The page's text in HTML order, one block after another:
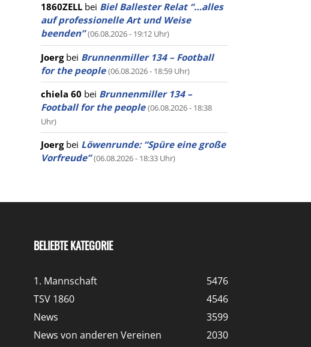
1860ZELL bei Biel Ballester Relat “…alles
auf professionelle Art und Weise
beenden” (06.08.2026 - 19:12 Uhr)
Joergbei Brunnenmiller 134 – Football
for the people (06.08.2026 - 18:59 Uhr)
chiela 60 bei Brunnenmiller 134 –
Football for the people (06.08.2026 - 18:38
Uhr)
Joergbei Löwenrunde: “Spüre eine große
Vorfreude” (06.08.2026 - 18:33 Uhr)
BELIEBTE KATEGORIE
1. Mannschaft
5476
TSV 1860
4546
News
3599
News von anderen Vereinen
2030